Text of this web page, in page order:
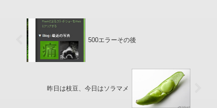
500エラーその後
昨日は枝豆、今日はソラマメ